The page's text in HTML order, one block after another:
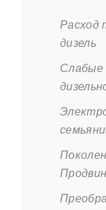
Расход
дизель
Слабые